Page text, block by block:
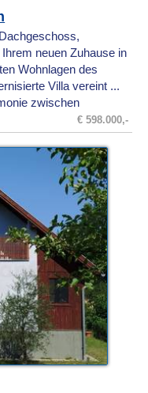
neuen Zuhause in
Wohnlagen des
Villa vereint ...
zwischen
€ 598.000,-